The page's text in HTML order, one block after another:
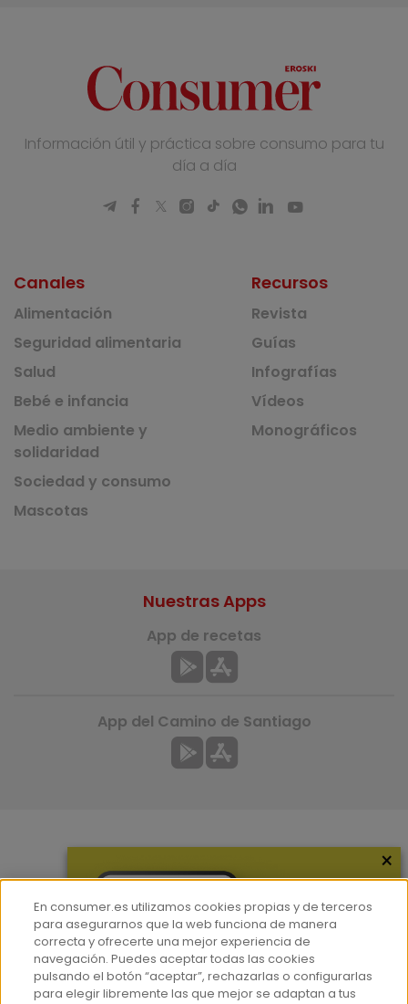
Información útil y práctica sobre consumo para tu
día a día
Canales
Alimentación
Seguridad alimentaria
Salud
Bebé e infancia
Medio ambiente y
solidaridad
Sociedad y consumo
Mascotas
Recursos
Revista
Guías
Infografías
Vídeos
Monográficos
Hemeroteca
Contacto
Prensa
Nuestras Apps
App de recetas
App del Camino de Santiago
×
En consumer.es utilizamos cookies propias y de terceros
para asegurarnos que la web funciona de manera
correcta y ofrecerte una mejor experiencia de
navegación. Puedes aceptar todas las cookies
pulsando el botón “aceptar”, rechazarlas o configurarlas
para elegir libremente las que mejor se adaptan a tus